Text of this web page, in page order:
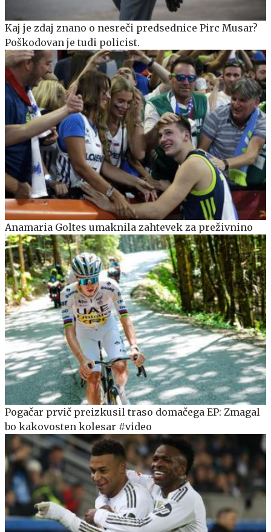
Kaj je zdaj znano o nesreči predsednice Pirc Musar?
Poškodovan je tudi policist.
Anamaria Goltes umaknila zahtevek za preživnino
Pogačar prvič preizkusil traso domačega EP: Zmagal
bo kakovosten kolesar #video